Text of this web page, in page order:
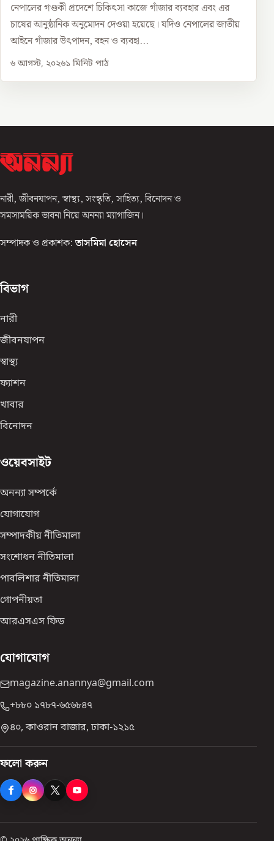
নেপালের গণ্ডকী প্রদেশে চিকিৎসা কাজে গাঁজার ব্যবহার এবং এর
চাষের আনুষ্ঠানিক অনুমোদন দেওয়া হয়েছে। যদিও নেপালের জাতীয়
আইনে গাঁজার উৎপাদন, বহন ও ব্যবহা...
৬ আগস্ট, ২০২৬১ মিনিট পাঠ
নারী, জীবনযাপন, স্বাস্থ্য, সংস্কৃতি, সাহিত্য, বিনোদন ও
সমসাময়িক ভাবনা নিয়ে অনন্যা ম্যাগাজিন।
সম্পাদক ও প্রকাশক: তাসমিমা হোসেন
বিভাগ
নারী
জীবনযাপন
স্বাস্থ্য
ফ্যাশন
খাবার
বিনোদন
ওয়েবসাইট
অনন্যা সম্পর্কে
যোগাযোগ
সম্পাদকীয় নীতিমালা
সংশোধন নীতিমালা
পাবলিশার নীতিমালা
গোপনীয়তা
আরএসএস ফিড
যোগাযোগ
magazine.anannya@gmail.com
+৮৮০ ১৭৮৭-৬৫৬৮৪৭
৪০, কাওরান বাজার, ঢাকা-১২১৫
ফলো করুন